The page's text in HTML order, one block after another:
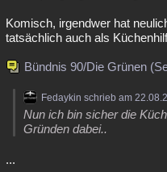
Komisch, irgendwer hat
tatsächlich auch als
Bündnis 90/Die Grünen
Fedaykin schrieb am
Nun ich bin sicher die
Gründen dabei..
...